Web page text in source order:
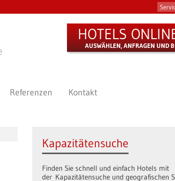
HOTELS
AUSWÄHLEN, ANFRAGEN UND
Referenzen Kontakt
Kapazitätensuche
Finden Sie schnell und einfach Hotels mit
der Kapazitätensuche und geografischen